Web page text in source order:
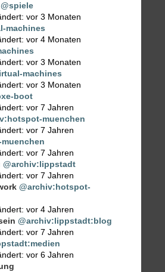
@spiele
vor 3 Monaten
machines
vor 4 Monaten
vor 3 Monaten
machines
vor 3 Monaten
boot
vor 7 Jahren
muenchen
vor 7 Jahren
vor 7 Jahren
@archiv:lippstadt
vor 7 Jahren
@archiv:hotspot-
vor 4 Jahren
@archiv:lippstadt:blog
vor 7 Jahren
vor 6 Jahren